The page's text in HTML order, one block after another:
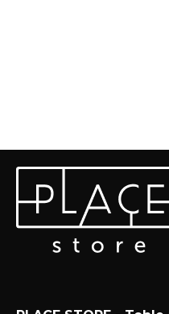
Odebírat
Vložte svůj e-mail a my
nových produktech na